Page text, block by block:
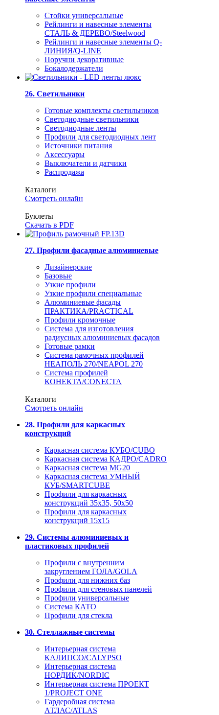
Стойки универсальные
Рейлинги и навесные элементы
СТАЛЬ & ДЕРЕВО/Steelwood
Рейлинги и навесные элементы Q-
ЛИНИЯ/Q-LINE
Поручни декоративные
Бокалодержатели
26. Светильники
Готовые комплекты светильников
Светодиодные светильники
Светодиодные ленты
Профили для светодиодных лент
Источники питания
Аксессуары
Выключатели и датчики
Распродажа
Каталоги
Смотреть онлайн
Буклеты
Скачать в PDF
27. Профили фасадные алюминиевые
Дизайнерские
Базовые
Узкие профили
Узкие профили специальные
Алюминиевые фасады
ПРАКТИКА/PRACTICAL
Профили кромочные
Система для изготовления
радиусных алюминиевых фасадов
Готовые рамки
Система рамочных профилей
НЕАПОЛЬ 270/NEAPOL 270
Система профилей
КОНЕКТА/CONECTA
Каталоги
Смотреть онлайн
28. Профили для каркасных
конструкций
Каркасная система КУБО/CUBO
Каркасная система КАДРО/CADRO
Каркасная система MG20
Каркасная система УМНЫЙ
КУБ/SMARTCUBE
Профили для каркасных
конструкций 35x35, 50x50
Профили для каркасных
конструкций 15х15
29. Системы алюминиевых и
пластиковых профилей
Профили с внутренним
закруглением ГОЛА/GOLA
Профили для нижних баз
Профили для стеновых панелей
Профили универсальные
Система КАТО
Профили для стекла
30. Стеллажные системы
Интерьерная система
КАЛИПСО/CALYPSO
Интерьерная система
НОРДИК/NORDIC
Интерьерная система ПРОЕКТ
1/PROJECT ONE
Гардеробная система
АТЛАС/ATLAS